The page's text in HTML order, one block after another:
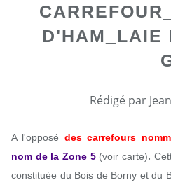
D'HAM_LAIE
Rédigé par
A l'opposé des carrefours
nom de la Zone 5 (voir carte).
constituée du Bois de Borny et du